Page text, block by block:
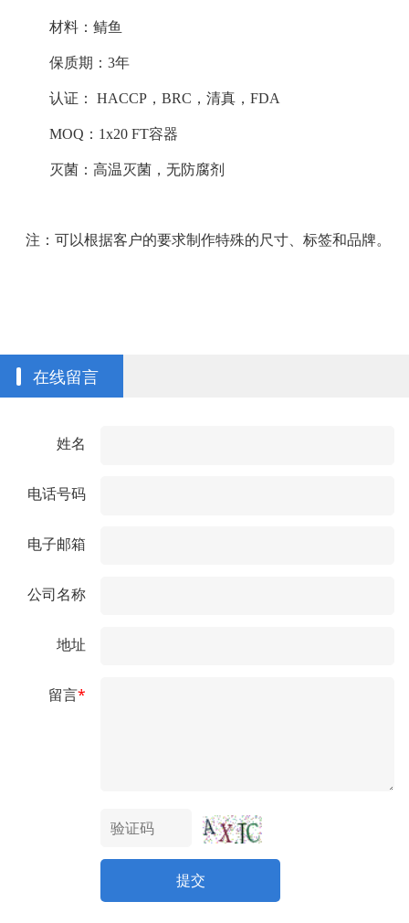
材料：鲭鱼
保质期：3年
认证： HACCP，BRC，清真，FDA
MOQ：1x20 FT容器
灭菌：高温灭菌，无防腐剂
注：可以根据客户的要求制作特殊的尺寸、标签和品牌。
在线留言
姓名
电话号码
电子邮箱
公司名称
地址
留言*
提交